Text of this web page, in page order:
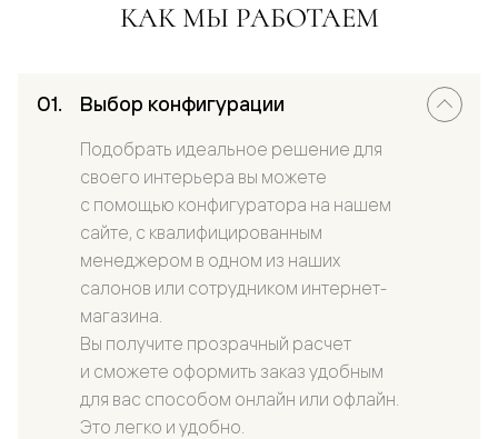
КАК МЫ РАБОТАЕМ
Выбор конфигурации
Подобрать идеальное решение для
своего интерьера вы можете
с помощью конфигуратора на нашем
сайте, с квалифицированным
менеджером в одном из наших
салонов или сотрудником интернет-
магазина.
Вы получите прозрачный расчет
и сможете оформить заказ удобным
для вас способом онлайн или офлайн.
Это легко и удобно.